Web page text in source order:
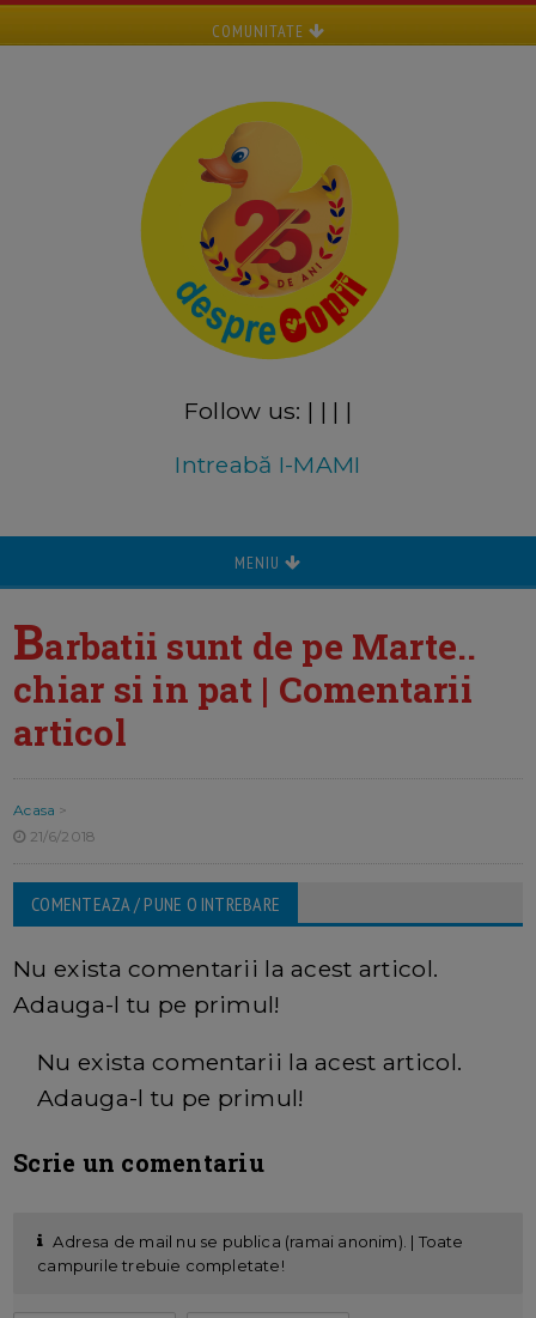
COMUNITATE
Follow us: | | | |
Intreabă I-MAMI
MENIU
Barbatii sunt de pe Marte..
chiar si in pat | Comentarii
articol
Acasa >
21/6/2018
COMENTEAZA / PUNE O INTREBARE
Nu exista comentarii la acest articol.
Adauga-l tu pe primul!
Nu exista comentarii la acest articol.
Adauga-l tu pe primul!
Scrie un comentariu
Adresa de mail nu se publica (ramai anonim). | Toate
campurile trebuie completate!